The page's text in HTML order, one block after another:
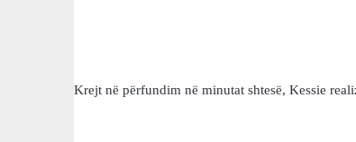
Krejt në përfundim në minutat shtesë, Kessie